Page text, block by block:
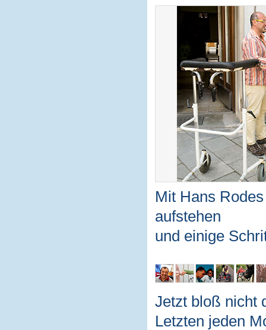
Mit Hans
aufstehen
und einige
Jetzt bloß nicht
Letzten jeden